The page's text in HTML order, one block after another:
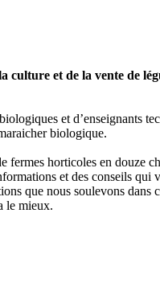
et de la vente de
et d’enseignants
biologique.
fermes horticoles en douze
et des conseils qui
que nous soulevons dans
le mieux.